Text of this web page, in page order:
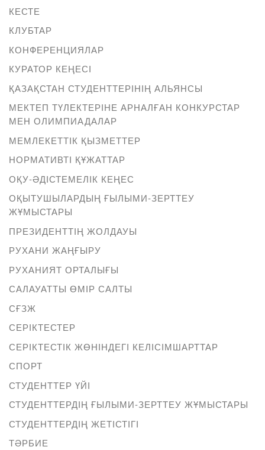
КЕСТЕ
КЛУБТАР
КОНФЕРЕНЦИЯЛАР
КУРАТОР КЕҢЕСІ
ҚАЗАҚСТАН СТУДЕНТТЕРІНІҢ АЛЬЯНСЫ
МЕКТЕП ТҮЛЕКТЕРІНЕ АРНАЛҒАН КОНКУРСТАР
МЕН ОЛИМПИАДАЛАР
МЕМЛЕКЕТТІК ҚЫЗМЕТТЕР
НОРМАТИВТІ ҚҰЖАТТАР
ОҚУ-ӘДІСТЕМЕЛІК КЕҢЕС
ОҚЫТУШЫЛАРДЫҢ ҒЫЛЫМИ-ЗЕРТТЕУ
ЖҰМЫСТАРЫ
ПРЕЗИДЕНТТІҢ ЖОЛДАУЫ
РУХАНИ ЖАҢҒЫРУ
РУХАНИЯТ ОРТАЛЫҒЫ
САЛАУАТТЫ ӨМІР САЛТЫ
СҒЗЖ
СЕРІКТЕСТЕР
СЕРІКТЕСТІК ЖӨНІНДЕГІ КЕЛІСІМШАРТТАР
СПОРТ
СТУДЕНТТЕР ҮЙІ
СТУДЕНТТЕРДІҢ ҒЫЛЫМИ-ЗЕРТТЕУ ЖҰМЫСТАРЫ
СТУДЕНТТЕРДІҢ ЖЕТІСТІГІ
ТӘРБИЕ